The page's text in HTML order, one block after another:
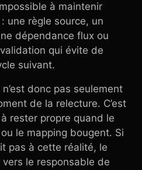
à maintenir
une règle source, un
dépendance flux ou
qui évite de
suivant.
donc pas seulement
de la relecture. C’est
rester propre quand le
le mapping bougent. Si
pas à cette réalité, le
le responsable de